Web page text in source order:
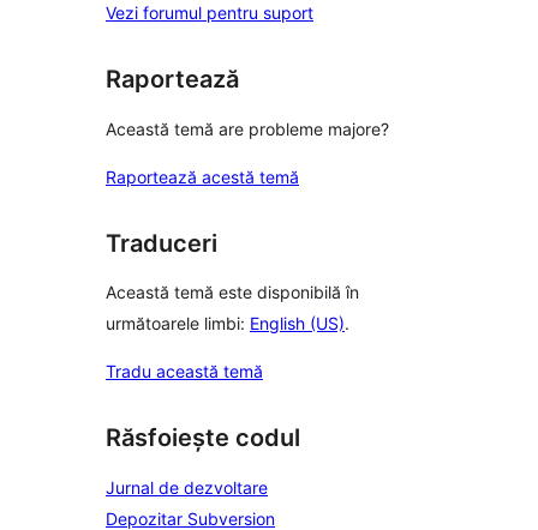
Vezi forumul pentru suport
Raportează
Această temă are probleme majore?
Raportează acestă temă
Traduceri
Această temă este disponibilă în
următoarele limbi: English (US).
Tradu această temă
Răsfoiește codul
Jurnal de dezvoltare
Depozitar Subversion